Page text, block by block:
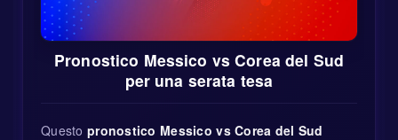
Pronostico Messico vs Corea del Sud
per una serata tesa
Questo pronostico Messico vs Corea del Sud